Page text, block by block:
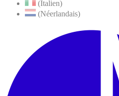
(Italien)
(Néerlandais)